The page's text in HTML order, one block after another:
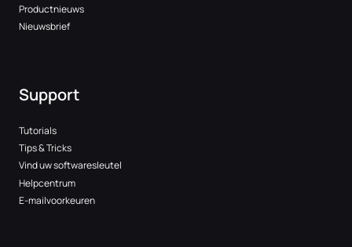
Productnieuws
Nieuwsbrief
Support
Tutorials
Tips & Tricks
Vind uw softwaresleutel
Helpcentrum
E-mailvoorkeuren